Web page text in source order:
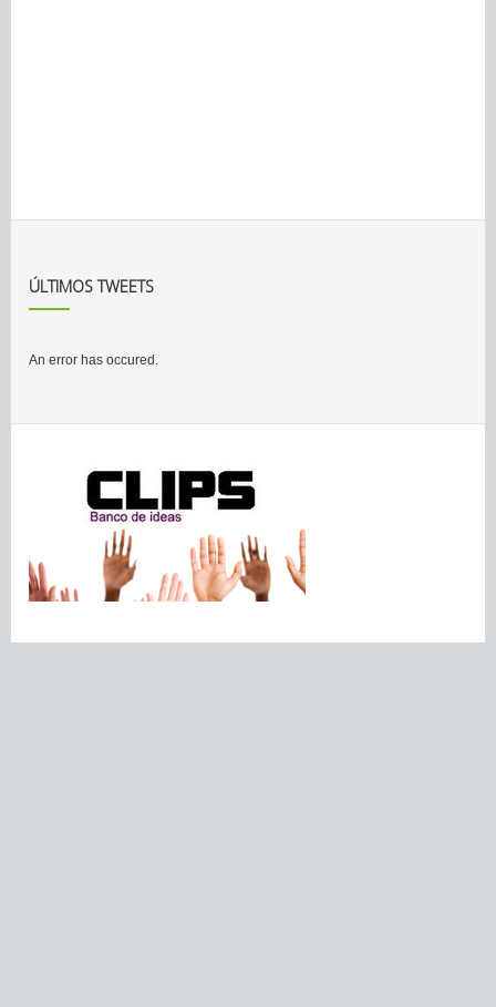
ÚLTIMOS TWEETS
An error has occured.